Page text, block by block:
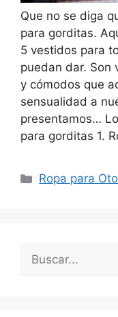
Que no se diga
para gorditas.
5 vestidos para
puedan dar. Son
y cómodos que
sensualidad a
presentamos…
para gorditas 1.
Categorías
Ropa para
Buscar: